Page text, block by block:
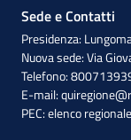
Sede e Contatti
Presidenza:
Nuova sede: Via
Telefono:
E-mail:
PEC:elenco regionale